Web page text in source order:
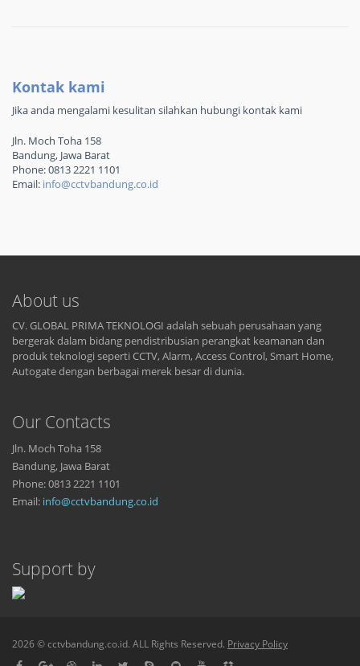
Kontak kami
Jika anda mengalami kesulitan silahkan hubungi kontak kami
Jln. Moch Toha 158
Bandung, Jawa Barat
Phone: 0813 2221 1101
Email: info@cctvbandung.co.id
About us
CV. GLOBAL PRIMA TEKNOLOGI adalah sebuah perusahaan yang
bergerak dalam bidang pendistribusian perangkat keamanan dan
produk teknologi seperti CCTV, Alarm, Access Control, Smart Home,
Autogate dengan berbagai merek besar di dunia.
Our Contacts
Jln. Moch Toha 158
Bandung, Jawa Barat
Phone: 0813 2221 1101
Email: info@cctvbandung.co.id
Support by
2026 © cctvbandung.co.id. ALL Rights Reserved. Privacy Policy